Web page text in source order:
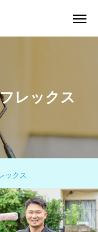
レックス
ックス